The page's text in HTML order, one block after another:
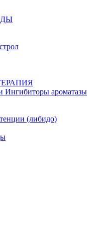
Ингибиторы ароматазы
(либидо)